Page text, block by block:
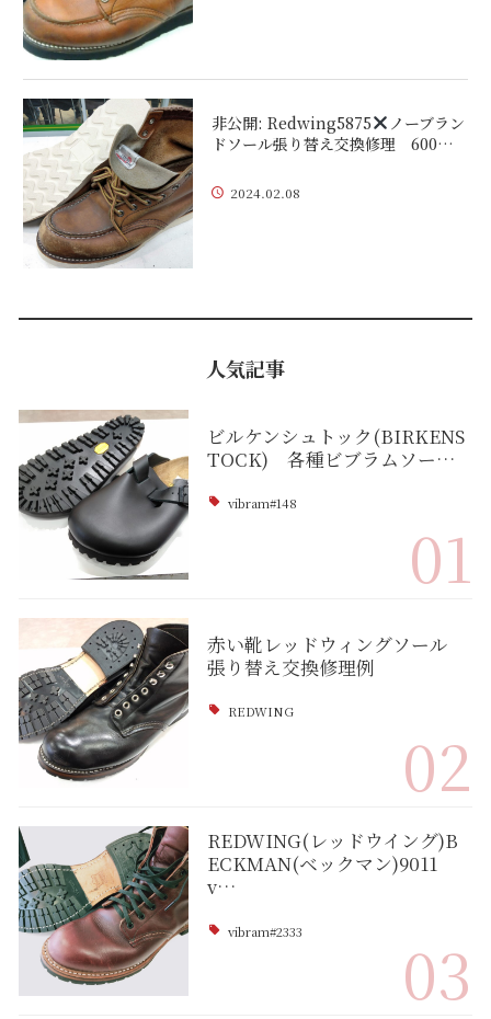
非公開: Redwing5875
ノーブラン
ドソール張り替え交換修理 600…
2024.02.08
人気記事
ビルケンシュトック(BIRKENS
TOCK) 各種ビブラムソー…
vibram#148
01
赤い靴レッドウィングソール
張り替え交換修理例
REDWING
02
REDWING(レッドウイング)B
ECKMAN(ベックマン)9011
v…
vibram#2333 03